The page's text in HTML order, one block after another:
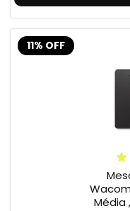
11% OFF
Média